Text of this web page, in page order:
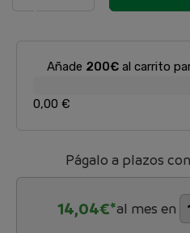
Añade 200€al carrito
0,00 €
Págalo a plazos con
14,04€*al mes en